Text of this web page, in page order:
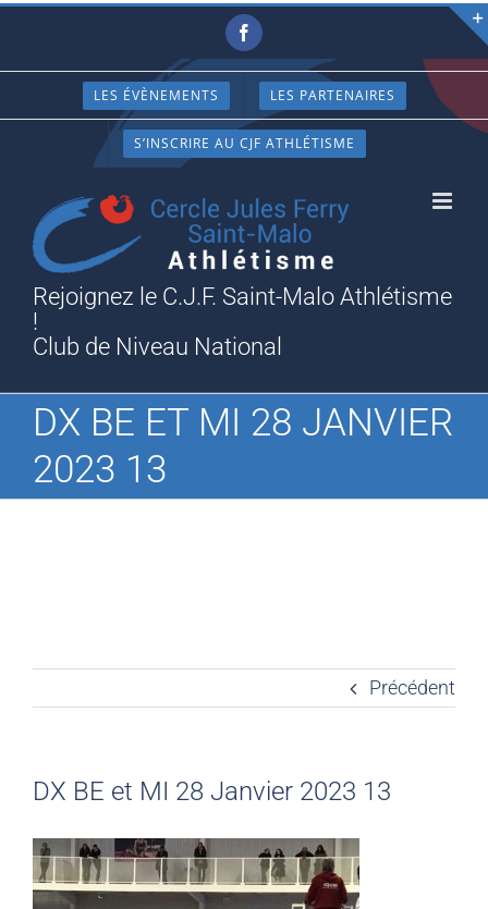
Passer
contenu
Facebook
LES ÉVÈNEMENTS LES PARTENAIRES
S’INSCRIRE AU CJF ATHLÉTISME
Rejoignez le C.J.F. Saint-Malo Athlétisme
!
Club de Niveau National
DX BE ET MI 28 JANVIER
2023 13
Précédent
DX BE et MI 28 Janvier 2023 13